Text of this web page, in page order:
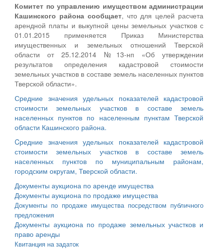
Комитет по управлению имуществом администрации
Кашинского района сообщает, что для целей расчета
арендной платы и выкупной цены земельных участков с
01.01.2015 применяется Приказ Министерства
имущественных и земельных отношений Тверской
области от 25.12.2014 №13-нп «Об утверждении
результатов определения кадастровой стоимости
земельных участков в составе земель населенных пунктов
Тверской области».
Средние значения удельных показателей кадастровой
стоимости земельных участков в составе земель
населенных пунктов по населенным пунктам Тверской
области Кашинского района.
Cредние значения удельных показателей кадастровой
стоимости земельных участков в составе земель
населенных пунктов по муниципальным районам,
городским округам, Тверской области.
Документы аукциона по аренде имущества
Документы аукциона по продаже имущества
Документы по продаже имущества посредством публичного
предложения
Документы аукциона по продаже земельных участков и
право аренды
Квитанция на задаток